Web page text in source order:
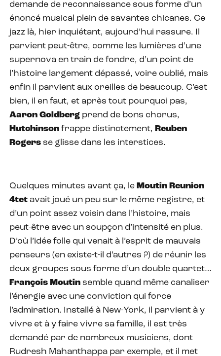
demande de reconnaissance sous forme d’un
énoncé musical plein de savantes chicanes. Ce
jazz là, hier inquiétant, aujourd’hui rassure. Il
parvient peut-être, comme les lumières d’une
supernova en train de fondre, d’un point de
l’histoire largement dépassé, voire oublié, mais
enfin il parvient aux oreilles de beaucoup. C’est
bien, il en faut, et après tout pourquoi pas,
Aaron Goldberg prend de bons chorus,
Hutchinson frappe distinctement, Reuben
Rogers se glisse dans les interstices.
Quelques minutes avant ça, le Moutin Reunion
4tet avait joué un peu sur le même registre, et
d’un point assez voisin dans l’histoire, mais
peut-être avec un soupçon d’intensité en plus.
D’où l’idée folle qui venait à l’esprit de mauvais
penseurs (en existe-t-il d’autres ?) de réunir les
deux groupes sous forme d’un double quartet…
François Moutin semble quand même canaliser
l’énergie avec une conviction qui force
l’admiration. Installé à New-York, il parvient à y
vivre et à y faire vivre sa famille, il est très
demandé par de nombreux musiciens, dont
Rudresh Mahanthappa par exemple, et il met